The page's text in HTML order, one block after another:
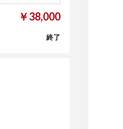
￥38,000
終了